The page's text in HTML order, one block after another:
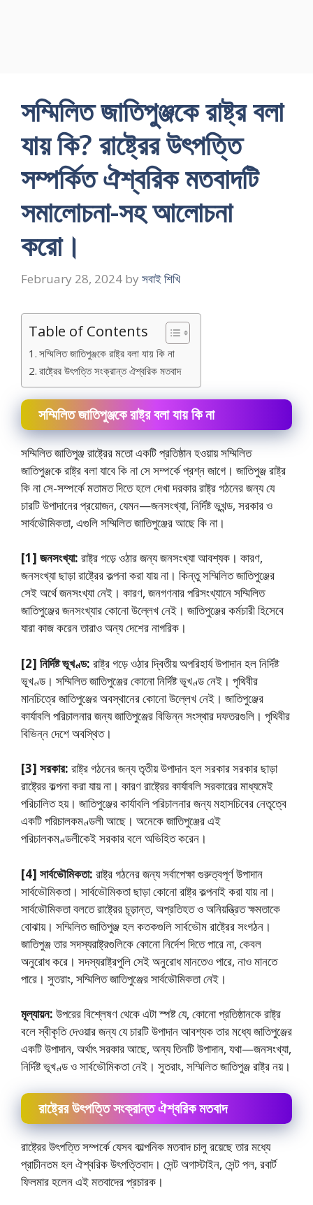
সম্মিলিত জাতিপুঞ্জকে রাষ্ট্র বলা
যায় কি? রাষ্ট্রের উৎপত্তি
সম্পর্কিত ঐশ্বরিক মতবাদটি
সমালােচনা-সহ আলােচনা
করাে।
February 28, 2024 by সবাই শিখি
Table of Contents
সম্মিলিত জাতিপুঞ্জকে রাষ্ট্র বলা যায় কি না
রাষ্ট্রের উৎপত্তি সংক্রান্ত ঐশ্বরিক মতবাদ
সম্মিলিত জাতিপুঞ্জকে রাষ্ট্র বলা যায় কি না
সম্মিলিত জাতিপুঞ্জ রাষ্ট্রের মতাে একটি প্রতিষ্ঠান হওয়ায় সম্মিলিত
জাতিপুঞ্জকে রাষ্ট্র বলা যাবে কি না সে সম্পর্কে প্রশ্ন জাগে। জাতিপুঞ্জ রাষ্ট্র
কি না সে-সম্পর্কে মতামত দিতে হলে দেখা দরকার রাষ্ট্র গঠনের জন্য যে
চারটি উপাদানের প্রয়ােজন, যেমন—জনসংখ্যা, নির্দিষ্ট ভূখন্ড, সরকার ও
সার্বভৌমিকতা, এগুলি সম্মিলিত জাতিপুঞ্জের আছে কি না।
[1] জনসংখ্যা: রাষ্ট্র গড়ে ওঠার জন্য জনসংখ্যা আবশ্যক। কারণ,
জনসংখ্যা ছাড়া রাষ্ট্রের কল্পনা করা যায় না। কিন্তু সম্মিলিত জাতিপুঞ্জের
সেই অর্থে জনসংখ্যা নেই। কারণ, জনগণনার পরিসংখ্যানে সম্মিলিত
জাতিপুঞ্জের জনসংখ্যার কোনাে উল্লেখ নেই। জাতিপুঞ্জের কর্মচারী হিসেবে
যারা কাজ করেন তারাও অন্য দেশের নাগরিক।
[2] নির্দিষ্ট ভূখণ্ড: রাষ্ট্র গড়ে ওঠার দ্বিতীয় অপরিহার্য উপাদান হল নির্দিষ্ট
ভূখণ্ড। সম্মিলিত জাতিপুঞ্জের কোনাে নির্দিষ্ট ভূখণ্ড নেই। পৃথিবীর
মানচিত্রে জাতিপুঞ্জের অবস্থানের কোনাে উল্লেখ নেই। জাতিপুঞ্জের
কার্যাবলি পরিচালনার জন্য জাতিপুঞ্জের বিভিন্ন সংস্থার দফতরগুলি। পৃথিবীর
বিভিন্ন দেশে অবস্থিত।
[3] সরকার: রাষ্ট্র গঠনের জন্য তৃতীয় উপাদান হল সরকার সরকার ছাড়া
রাষ্ট্রের কল্পনা করা যায় না। কারণ রাষ্ট্রের কার্যাবলি সরকারের মাধ্যমেই
পরিচালিত হয়। জাতিপুঞ্জের কার্যাবলি পরিচালনার জন্য মহাসচিবের নেতৃত্বে
একটি পরিচালকমণ্ডলী আছে। অনেকে জাতিপুঞ্জের এই
পরিচালকমণ্ডলীকেই সরকার বলে অভিহিত করেন।
[4] সার্বভৌমিকতা: রাষ্ট্র গঠনের জন্য সর্বাপেক্ষা গুরুত্বপূর্ণ উপাদান
সার্বভৌমিকতা। সার্বভৌমিকতা ছাড়া কোনাে রাষ্ট্র কল্পনাই করা যায় না।
সার্বভৌমিকতা বলতে রাষ্ট্রের চূড়ান্ত, অপ্রতিহত ও অনিয়ন্ত্রিত ক্ষমতাকে
বােঝায়। সম্মিলিত জাতিপুঞ্জ হল কতকগুলি সার্বভৌম রাষ্ট্রের সংগঠন।
জাতিপুঞ্জ তার সদস্যরাষ্ট্রগুলিকে কোনাে নির্দেশ দিতে পারে না, কেবল
অনুরােধ করে। সদস্যরাষ্ট্রপুলি সেই অনুরােধ মানতেও পারে, নাও মানতে
পারে। সুতরাং, সম্মিলিত জাতিপুঞ্জের সার্বভৌমিকতা নেই।
মূল্যায়ন: উপরের বিশ্লেষণ থেকে এটা স্পষ্ট যে, কোনাে প্রতিষ্ঠানকে রাষ্ট্র
বলে স্বীকৃতি দেওয়ার জন্য যে চারটি উপাদান আবশ্যক তার মধ্যে জাতিপুঞ্জের
একটি উপাদান, অর্থাৎ সরকার আছে, অন্য তিনটি উপাদান, যথা—জনসংখ্যা,
নির্দিষ্ট ভূখণ্ড ও সার্বভৌমিকতা নেই। সুতরাং, সম্মিলিত জাতিপুঞ্জ রাষ্ট্র নয়।
রাষ্ট্রের উৎপত্তি সংক্রান্ত ঐশ্বরিক মতবাদ
রাষ্ট্রের উৎপত্তি সম্পর্কে যেসব কাল্পনিক মতবাদ চালু রয়েছে তার মধ্যে
প্রাচীনতম হল ঐশ্বরিক উৎপত্তিবাদ। সেন্ট অগাস্টাইন, সেন্ট পল, রবার্ট
ফিলমার হলেন এই মতবাদের প্রচারক।